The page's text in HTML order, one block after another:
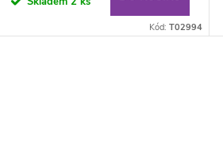
Kód: T02994